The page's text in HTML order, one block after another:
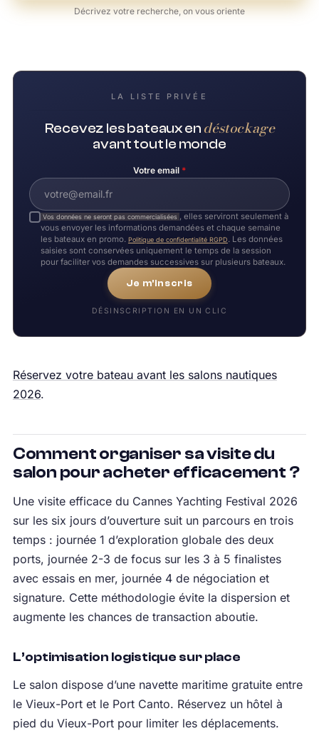
Décrivez votre recherche, on vous oriente
LA LISTE PRIVÉE
Recevez les bateaux en déstockage
avant tout le monde
Votre email *
Vos données ne seront pas commercialisées , elles serviront seulement à
vous envoyer les informations demandées et chaque semaine
les bateaux en promo. Politique de confidentialité RGPD. Les données
saisies sont conservées uniquement le temps de la session
pour faciliter vos demandes successives sur plusieurs bateaux.
Je m'inscris
DÉSINSCRIPTION EN UN CLIC
Réservez votre bateau avant les salons nautiques
2026.
Comment organiser sa visite du
salon pour acheter efficacement ?
Une visite efficace du Cannes Yachting Festival 2026
sur les six jours d’ouverture suit un parcours en trois
temps : journée 1 d’exploration globale des deux
ports, journée 2-3 de focus sur les 3 à 5 finalistes
avec essais en mer, journée 4 de négociation et
signature. Cette méthodologie évite la dispersion et
augmente les chances de transaction aboutie.
L’optimisation logistique sur place
Le salon dispose d’une navette maritime gratuite entre
le Vieux-Port et le Port Canto. Réservez un hôtel à
pied du Vieux-Port pour limiter les déplacements.